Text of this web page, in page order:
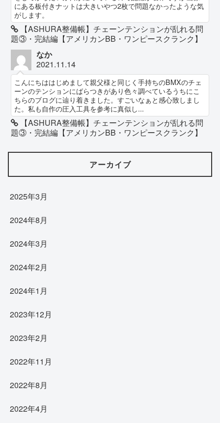
にある板付きナットは大きいやつ2枚で問題なかったような気
がします。
【ASHURA整備帳】チェーンテンションが乱れる問
題③・完結編【アメリカンBB・ワンピースクランク】
なか
2021.11.14
こんにちははじめまして親父様と同じく手持ちのBMXのチェ
ーンのテンションにばらつきがあり色々調べているうちにこ
ちらのブログに辿り着きました。すごいなぁと感心致しまし
た。私も自作の圧入工具を参考に真似し...
【ASHURA整備帳】チェーンテンションが乱れる問
題③・完結編【アメリカンBB・ワンピースクランク】
アーカイブ
2025年3月
2024年8月
2024年3月
2024年2月
2024年1月
2023年12月
2023年2月
2022年11月
2022年8月
2022年4月